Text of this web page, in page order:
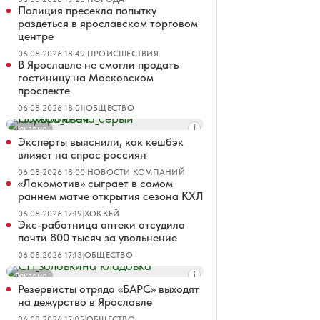
Полиция пресекла попытку
раздеться в ярославском торговом
центре
06.08.2026 18:49|ПРОИСШЕСТВИЯ
В Ярославле не смогли продать
гостиницу на Московском
проспекте
06.08.2026 18:01|ОБЩЕСТВО
Реклама
Эксперты выяснили, как кешбэк
влияет на спрос россиян
06.08.2026 18:00|НОВОСТИ КОМПАНИЙ
«Локомотив» сыграет в самом
раннем матче открытия сезона КХЛ
06.08.2026 17:19|ХОККЕЙ
Экс-работница аптеки отсудила
почти 800 тысяч за увольнение
06.08.2026 17:13|ОБЩЕСТВО
Реклама
Резервисты отряда «БАРС» выходят
на дежурство в Ярославле